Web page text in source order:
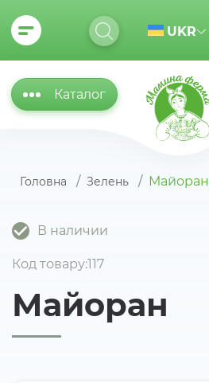
UKR
Каталог
Головна Зелень Майоран
Код товару:117
Майоран
В наличии